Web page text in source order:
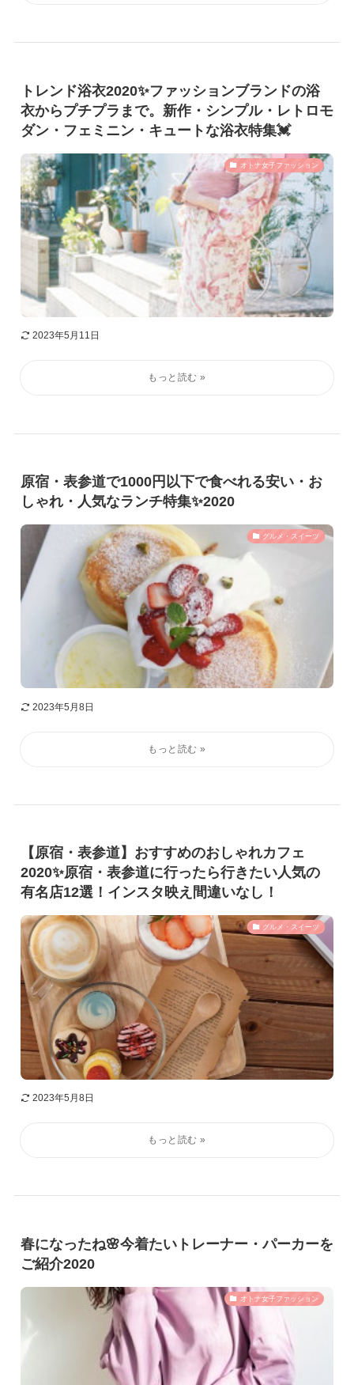
トレンド浴衣2020✨ファッションブランドの浴
衣からプチプラまで。新作・シンプル・レトロモ
ダン・フェミニン・キュートな浴衣特集💓
オトナ女子ファッション
2023年5月11日
原宿・表参道で1000円以下で食べれる安い・お
しゃれ・人気なランチ特集✨2020
グルメ・スイーツ
2023年5月8日
【原宿・表参道】おすすめのおしゃれカフェ
2020✨原宿・表参道に行ったら行きたい人気の
有名店12選！インスタ映え間違いなし！
グルメ・スイーツ
2023年5月8日
春になったね🌸今着たいトレーナー・パーカーを
ご紹介2020
オトナ女子ファッション